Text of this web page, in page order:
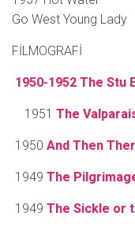
Go West Young Lady
FİLMOGRAFİ
1950-1952 The Stu
1951 The
1950 And Then
1949 The
1949 The Sickle or